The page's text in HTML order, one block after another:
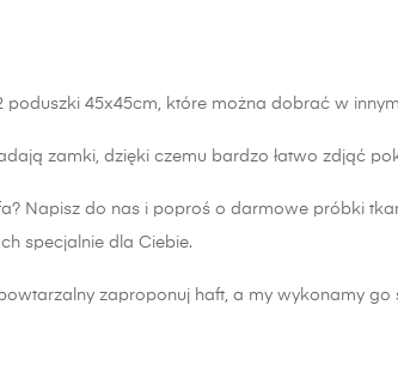
poduszki 45x45cm, które można dobrać w
zamki, dzięki czemu bardzo łatwo zdjąć
Napisz do nas i poproś o darmowe próbki
specjalnie dla Ciebie.
zaproponuj haft, a my wykonamy go